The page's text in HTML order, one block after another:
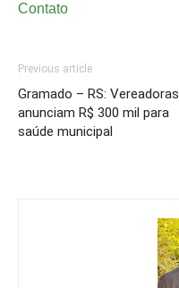
Contato
Previous article
Gramado – RS: Vereadoras
anunciam R$ 300 mil para
saúde municipal